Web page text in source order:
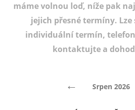
Tipy na výlet
Fotogalerie
máme volnou loď, níže pak
jejich přesné termíny.
individuální termín,
kontaktujte a
← Srpen 2026
E-mail